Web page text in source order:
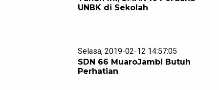
UNBK di Sekolah
Selasa, 2019-02-12 14:57:05
SDN 66 MuaroJambi Butuh
Perhatian